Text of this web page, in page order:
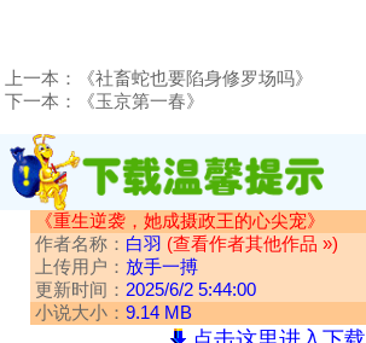
上一本：
《社畜蛇也要陷身修罗场吗》
下一本：
《玉京第一春》
《重生逆袭，她成摄政王的心尖宠》
作者名称： 白羽 (查看作者其他作品 »)
上传用户： 放手一搏
更新时间： 2025/6/2 5:44:00
小说大小： 9.14 MB